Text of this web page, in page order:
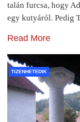
talán furcsa, hogy
egy kutyáról. Pedig
Read More
TIZENHETEDIK